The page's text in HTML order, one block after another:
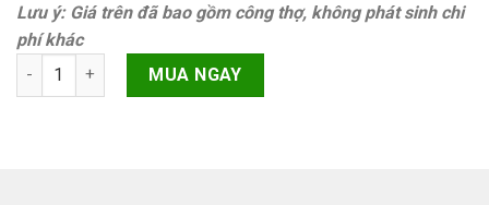
Lưu ý: Giá trên đã bao gồm công thợ, không phát sinh chi
phí khác
Pin Samsung Galaxy Note 20 5G/Samsung Galaxy Note 20
MUA NGAY